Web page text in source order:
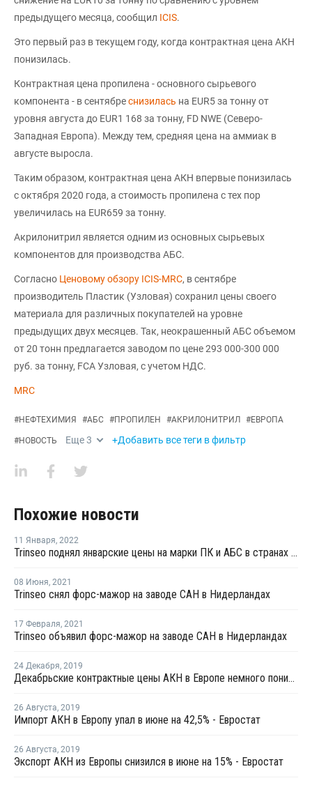
предыдущего месяца, сообщил ICIS.
Это первый раз в текущем году, когда контрактная цена АКН
понизилась.
Контрактная цена пропилена - основного сырьевого
компонента - в сентябреснизилась на EUR5 за тонну от
уровня августа до EUR1 168 за тонну, FD NWE (Северо-
Западная Европа). Между тем, средняя цена на аммиак в
августе выросла.
Таким образом, контрактная цена АКН впервые понизилась
с октября 2020 года, а стоимость пропилена с тех пор
увеличилась на EUR659 за тонну.
Акрилонитрил является одним из основных сырьевых
компонентов для производства АБС.
Согласно Ценовому обзору ICIS-MRC, в сентябре
производитель Пластик (Узловая) сохранил цены своего
материала для различных покупателей на уровне
предыдущих двух месяцев. Так, неокрашенный АБС объемом
от 20 тонн предлагается заводом по цене 293 000-300 000
руб. за тонну, FCA Узловая, с учетом НДС.
MRC
#НЕФТЕХИМИЯ #АБС #ПРОПИЛЕН #АКРИЛОНИТРИЛ #ЕВРОПА
#НОВОСТЬ Еще3 +Добавить все теги в фильтр
Похожие новости
11 Января, 2022
Trinseo поднял январские цены на марки ПК и АБС в странах Европы
08 Июня, 2021
Trinseo снял форс-мажор на заводе САН в Нидерландах
17 Февраля, 2021
Trinseo объявил форс-мажор на заводе САН в Нидерландах
24 Декабря, 2019
Декабрьские контрактные цены АКН в Европе немного понизились по отношению к ноябрю
26 Августа, 2019
Импорт АКН в Европу упал в июне на 42,5% - Евростат
26 Августа, 2019
Экспорт АКН из Европы снизился в июне на 15% - Евростат